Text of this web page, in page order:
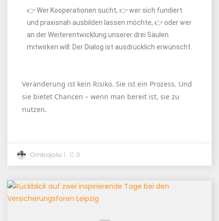
👉 Wer Kooperationen sucht, 👉 wer sich fundiert
und praxisnah ausbilden lassen möchte, 👉 oder wer
an der Weiterentwicklung unserer drei Säulen
mitwirken will: Der Dialog ist ausdrücklich erwünscht.
Veränderung ist kein Risiko. Sie ist ein Prozess. Und
sie bietet Chancen – wenn man bereit ist, sie zu
nutzen.
Ombajolu 0